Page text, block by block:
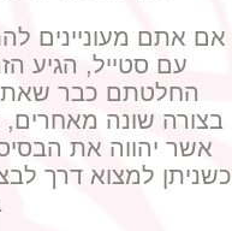
אם אתם מעוניינים
עם סטייל, הגיע
החלטתם כבר שאת
בצורה שונה מאחרים,
אשר יהווה את
כשניתן למצוא דרך